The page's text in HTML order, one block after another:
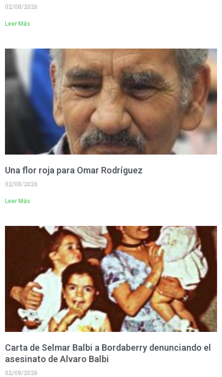
02/08/2026
Leer Más
Una flor roja para Omar Rodríguez
02/08/2026
Leer Más
Carta de Selmar Balbi a Bordaberry denunciando el
asesinato de Alvaro Balbi
02/08/2026